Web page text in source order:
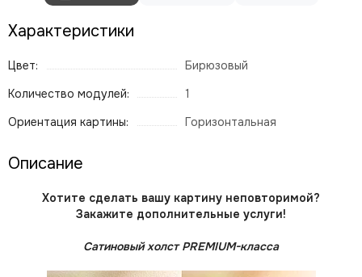
Характеристики
Цвет:
Бирюзовый
Количество модулей:
1
Ориентация картины:
Горизонтальная
Описание
Хотите сделать вашу картину неповторимой?
Закажите дополнительные услуги!
Сатиновый холст PREMIUM-класса